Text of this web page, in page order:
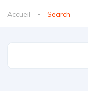
Accueil Search